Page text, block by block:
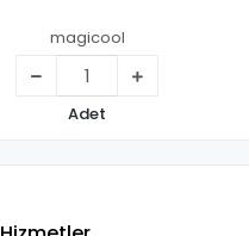
magicool
Adet